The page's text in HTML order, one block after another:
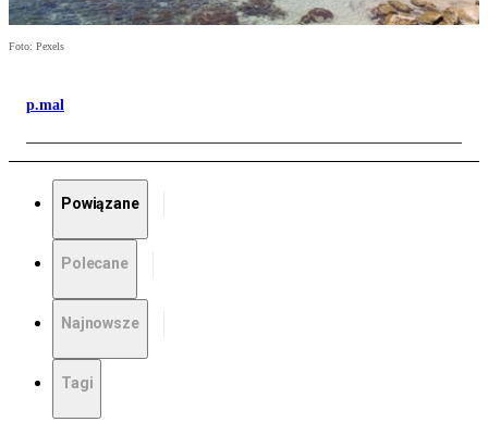
Foto: Pexels
p.mal
Powiązane
Polecane
Najnowsze
Tagi